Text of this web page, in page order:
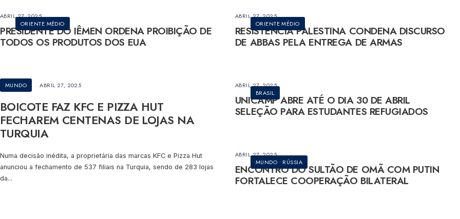
ORIENTE MÉDIO
ABRIL 27, 2025
PRESIDENTE DO IÊMEN ORDENA PROIBIÇÃO DE
TODOS OS PRODUTOS DOS EUA
ORIENTE MÉDIO
ABRIL 27, 2025
RESISTÊNCIA PALESTINA CONDENA DISCURSO
DE ABBAS PELA ENTREGA DE ARMAS
MUNDO ABRIL 27, 2025
BOICOTE FAZ KFC E PIZZA HUT
FECHAREM CENTENAS DE LOJAS NA
TURQUIA
Numa decisão inédita, a proprietária das marcas KFC e Pizza Hut
anunciou a fechamento de 537 filiais na Turquia, sendo de 283 lojas
da...
BRASIL
ABRIL 27, 2025
UNICAMP ABRE ATÉ O DIA 30 DE ABRIL
SELEÇÃO PARA ESTUDANTES REFUGIADOS
MUNDO • RÚSSIA
ABRIL 27, 2025
ENCONTRO DO SULTÃO DE OMÃ COM PUTIN
FORTALECE COOPERAÇÃO BILATERAL